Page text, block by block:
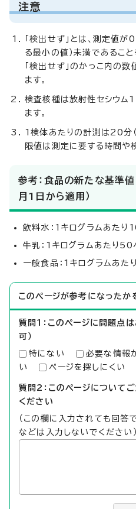
注意
「検出せず」とは、測定値
る最小の値）未満であること
「検出せず」のかっこ内の
ます。
検査核種は放射性セシウム
ます。
1検体あたりの計測は20分
限値は測定に要する時間や
参考：食品の新たな基準
月1日から適用）
飲料水：1キログラムあたり
牛乳：1キログラムあたり50
一般食品：1キログラムあた
このページが参考になったか
質問1：このページに問題点
可）
特にない 必要な情報
い
ページを探しにくい
質問2：このページについて
ください
（この欄に入力されても回答
などは入力しないでください）